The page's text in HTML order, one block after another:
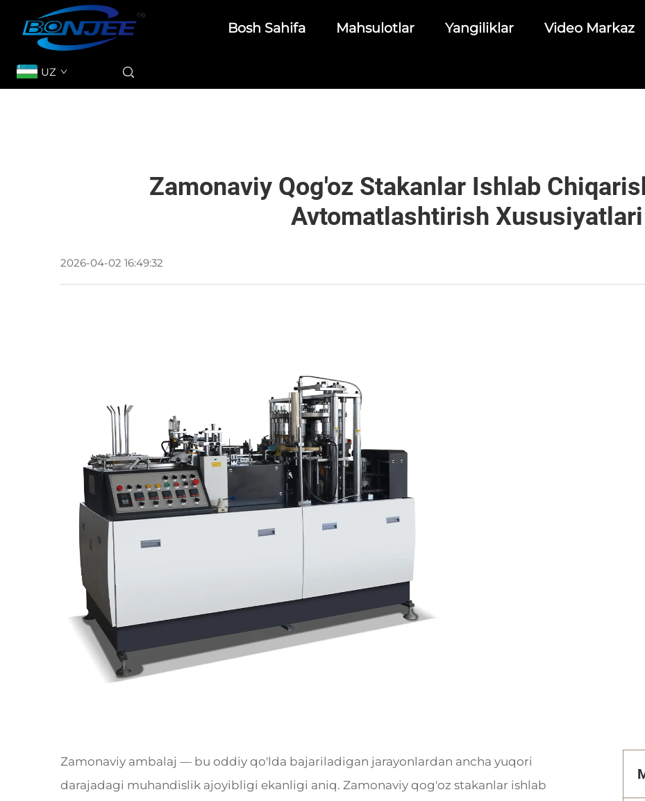
Bosh Sahifa Mahsulotlar Yangiliklar Video Markaz
UZ
Zamonaviy Qog'oz Stakanlar Ishlab
Avtomatlashtirish Xususiyatlari
2026-04-02 16:49:32
Zamonaviy ambalaj — bu oddiy qo'lda bajariladigan jarayonlardan ancha yuqori
darajadagi muhandislik ajoyibligi ekanligi aniq. Zamonaviy qog'oz stakanlar ishlab